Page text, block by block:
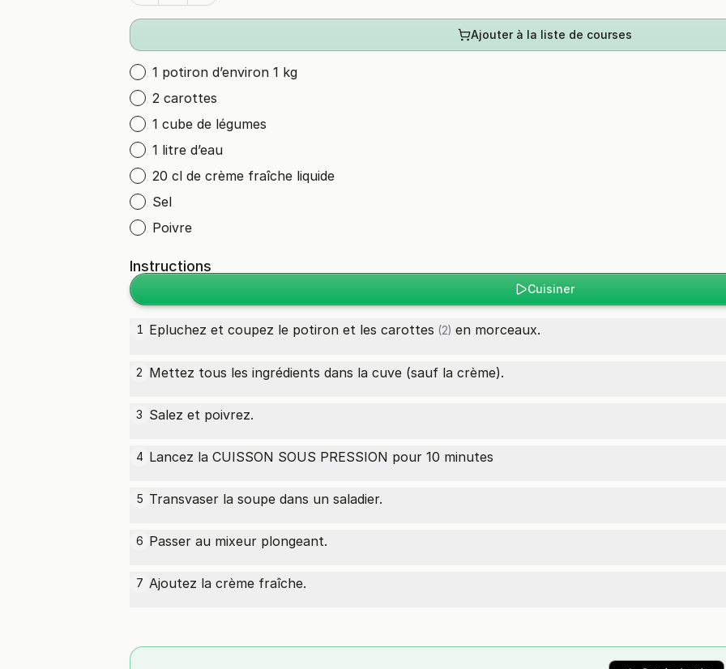
Ajouter à la liste de courses
1 potiron d’environ 1 kg
2 carottes
1 cube de légumes
1 litre d’eau
20 cl de crème fraîche liquide
Sel
Poivre
Instructions
Cuisiner
1 Epluchez et coupez le potiron et les carottes (2) en morceaux.
2 Mettez tous les ingrédients dans la cuve (sauf la crème).
3 Salez et poivrez.
4 Lancez la CUISSON SOUS PRESSION pour 10 minutes
5 Transvaser la soupe dans un saladier.
6 Passer au mixeur plongeant.
7 Ajoutez la crème fraîche.